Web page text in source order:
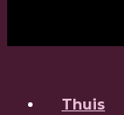
Thuis